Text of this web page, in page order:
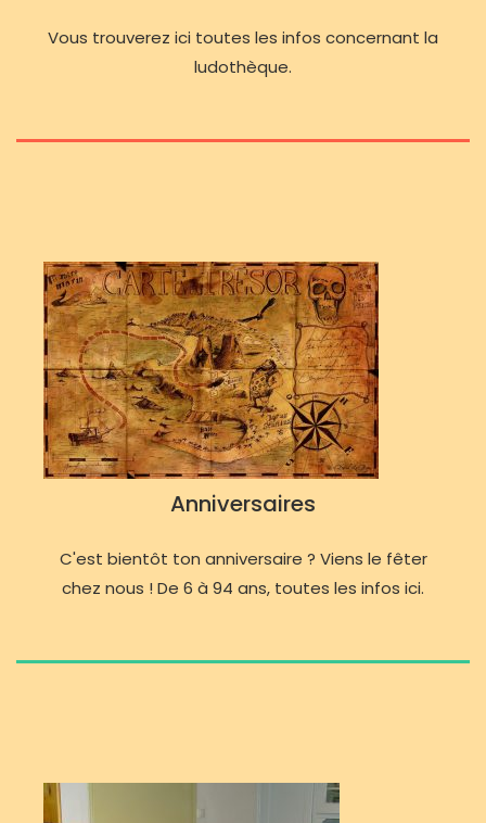
Vous trouverez ici toutes les infos concernant la
ludothèque.
Anniversaires
C'est bientôt ton anniversaire ? Viens le fêter
chez nous ! De 6 à 94 ans, toutes les infos ici.